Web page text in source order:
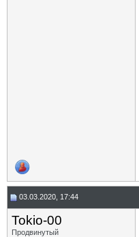
03.03.2020, 17:44
Tokio-00
Продвинутый